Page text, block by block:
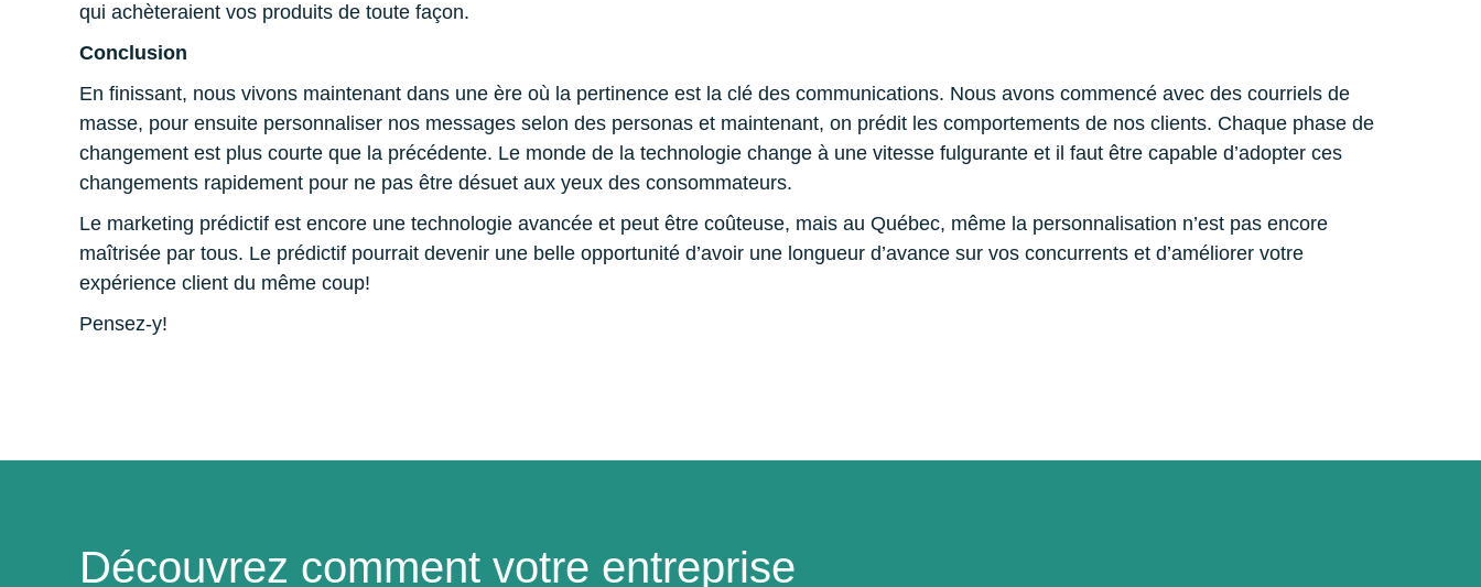
qui achèteraient vos produits de toute façon.
Conclusion
En finissant, nous vivons maintenant dans une ère où la pertinence est la clé des communications. Nous avons commencé avec des courriels de
masse, pour ensuite personnaliser nos messages selon des personas et maintenant, on prédit les comportements de nos clients. Chaque phase de
changement est plus courte que la précédente. Le monde de la technologie change à une vitesse fulgurante et il faut être capable d’adopter ces
changements rapidement pour ne pas être désuet aux yeux des consommateurs.
Le marketing prédictif est encore une technologie avancée et peut être coûteuse, mais au Québec, même la personnalisation n’est pas encore
maîtrisée par tous. Le prédictif pourrait devenir une belle opportunité d’avoir une longueur d’avance sur vos concurrents et d’améliorer votre
expérience client du même coup!
Pensez-y!
Découvrez comment votre entreprise